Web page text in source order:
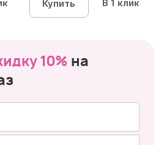
Купить В 1 клик
10% на